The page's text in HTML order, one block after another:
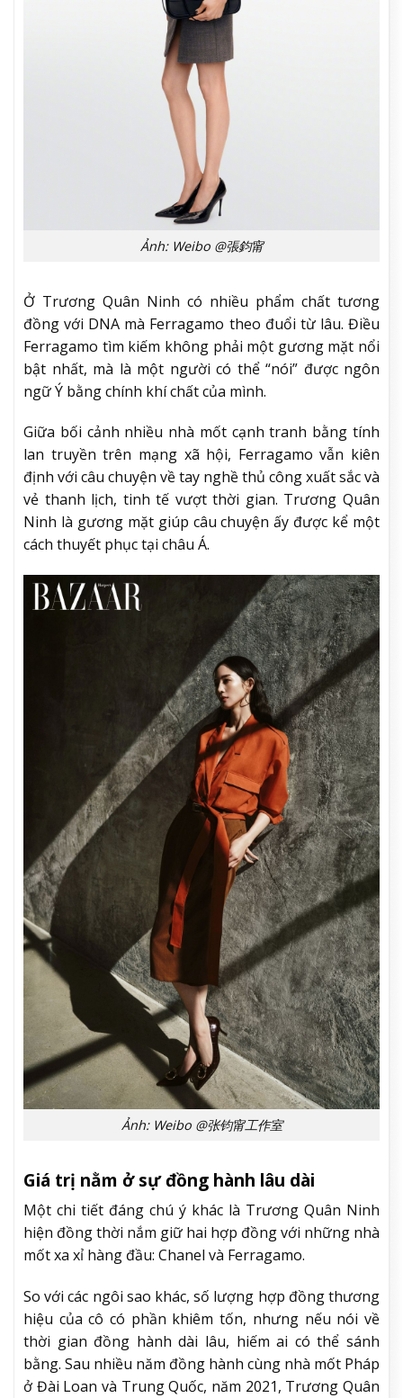
Ảnh: Weibo @張鈞甯
Ở Trương Quân Ninh có nhiều phẩm chất tương
đồng với DNA mà Ferragamo theo đuổi từ lâu. Điều
Ferragamo tìm kiếm không phải một gương mặt nổi
bật nhất, mà là một người có thể “nói” được ngôn
ngữ Ý bằng chính khí chất của mình.
Giữa bối cảnh nhiều nhà mốt cạnh tranh bằng tính
lan truyền trên mạng xã hội, Ferragamo vẫn kiên
định với câu chuyện về tay nghề thủ công xuất sắc và
vẻ thanh lịch, tinh tế vượt thời gian. Trương Quân
Ninh là gương mặt giúp câu chuyện ấy được kể một
cách thuyết phục tại châu Á.
Ảnh: Weibo @张钧甯工作室
Giá trị nằm ở sự đồng hành lâu dài
Một chi tiết đáng chú ý khác là Trương Quân Ninh
hiện đồng thời nắm giữ hai hợp đồng với những nhà
mốt xa xỉ hàng đầu: Chanel và Ferragamo.
So với các ngôi sao khác, số lượng hợp đồng thương
hiệu của cô có phần khiêm tốn, nhưng nếu nói về
thời gian đồng hành dài lâu, hiếm ai có thể sánh
bằng. Sau nhiều năm đồng hành cùng nhà mốt Pháp
ở Đài Loan và Trung Quốc, năm 2021, Trương Quân